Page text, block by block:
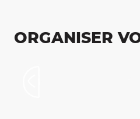
ORGANISER